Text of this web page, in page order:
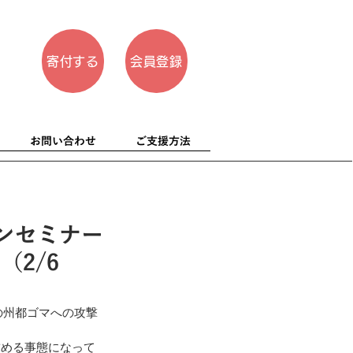
寄付する 会員登録
お問い合わせ ご支援方法
セミナー
2/6
都ゴマへの攻撃
る事態になって